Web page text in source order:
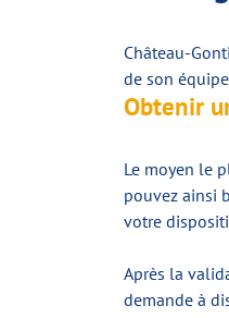
Château-
de son
Obtenir
Le moyen le
pouvez ainsi
votre
Après la
demande à